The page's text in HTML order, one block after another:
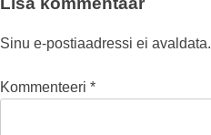
Sinu e-postiaadressi ei avaldata.
Kommenteeri *